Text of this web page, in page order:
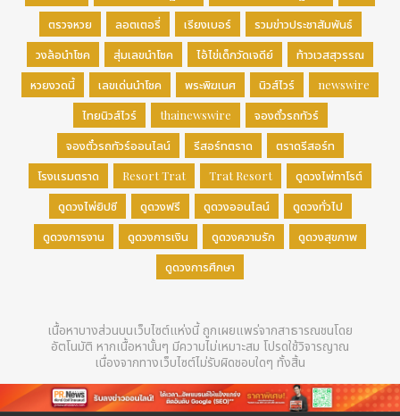
ตรวจหวย
ลอตเตอรี่ เรียงเบอร์
รวมข่าวประชาสัมพันธ์
วงล้อนำโชค
สุ่มเลขนำโชค ไอ้ไข่เด็กวัดเจดีย์
ท้าวเวสสุวรรณ
หวยงวดนี้
เลขเด่นนำโชค พระพิฆเนศ นิวส์ไวร์
newswire
ไทยนิวส์ไวร์
thainewswire
จองตั๋วรถทัวร์
จองตั๋วรถทัวร์ออนไลน์
รีสอร์ทตราด
ตราดรีสอร์ท
โรงแรมตราด
Resort Trat Trat Resort
ดูดวงไพ่ทาโรต์
ดูดวงไพ่ยิปซี
ดูดวงฟรี ดูดวงออนไลน์
ดูดวงทั่วไป
ดูดวงการงาน
ดูดวงการเงิน ดูดวงความรัก
ดูดวงสุขภาพ
ดูดวงการศึกษา
เนื้อหาบางส่วนบนเว็บไซต์แห่งนี้ ถูกเผยแพร่จากสาธารณชนโดย
อัตโนมัติ หากเนื้อหานั้นๆ มีความไม่เหมาะสม โปรดใช้วิจารญาณ
เนื่องจากทางเว็บไซต์ไม่รับผิดชอบใดๆ ทั้งสิ้น